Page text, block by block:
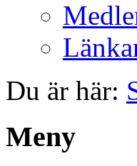
Du är här:
Meny